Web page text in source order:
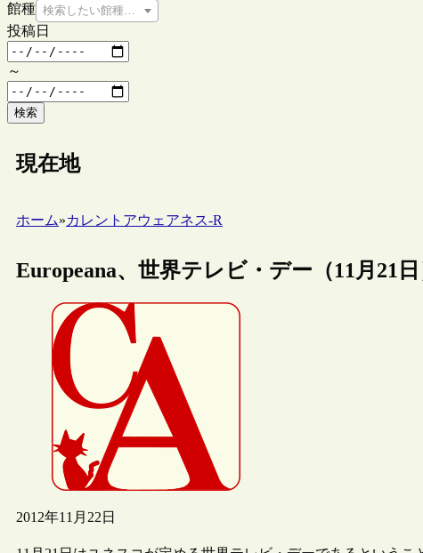
館種 検索したい館種を選択してください
投稿日
～
検索
現在地
ホーム»カレントアウェアネス-R
Europeana、世界テレビ・デー（11月21
2012年11月22日